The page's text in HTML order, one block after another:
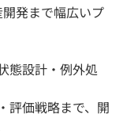
発まで幅広いプ
態設計・例外処
評価戦略まで、開